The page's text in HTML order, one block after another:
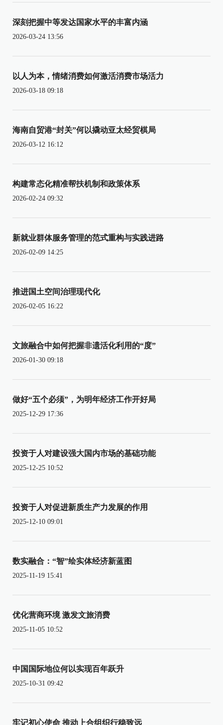
深刻把握中等发达国家水平的丰富内涵
2026-03-24 13:56
以人为本，情绪消费如何激活消费市场活力
2026-03-18 09:18
海南自贸港“封关”何以撬动亚太经贸棋局
2026-03-12 16:12
构建常态化精准帮扶机制和政策体系
2026-02-24 09:32
新就业群体服务管理的范式重构与实践进路
2026-02-09 14:25
推进国土空间治理现代化
2026-02-05 16:22
文旅融合中如何把握非遗活化利用的“度”
2026-01-30 09:18
做好“五个必须”，为明年经济工作开好局
2025-12-29 17:36
投资于人对建设强大国内市场的基础功能
2025-12-25 10:52
投资于人对促进新质生产力发展的作用
2025-12-10 09:01
数实融合：“智”绘实体经济新蓝图
2025-11-19 15:41
优化营商环境 激发文旅消费
2025-11-05 10:52
中国国际地位何以实现百年跃升
2025-10-31 09:42
牢记初心使命 推动上合组织行稳致远